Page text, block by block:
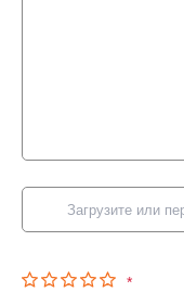
Загрузите или
*